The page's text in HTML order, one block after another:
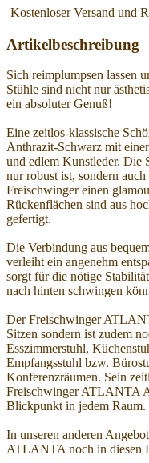
Kostenloser Versand und
Artikelbeschreibung
Sich reimplumpsen lassen
Stühle sind nicht nur
ein absoluter Genuß!
Eine zeitlos-klassische
Anthrazit-Schwarz mit
und edlem Kunstleder. Die
nur robust ist, sondern
Freischwinger einen
Rückenflächen sind aus
gefertigt.
Die Verbindung aus
verleiht ein angenehm
sorgt für die nötige
nach hinten schwingen
Der Freischwinger
Sitzen sondern ist zudem
Esszimmerstuhl,
Empfangsstuhl bzw.
Konferenzräumen. Sein
Freischwinger ATLANTA
Blickpunkt in jedem Raum.
In unseren anderen
ATLANTA noch in diesen